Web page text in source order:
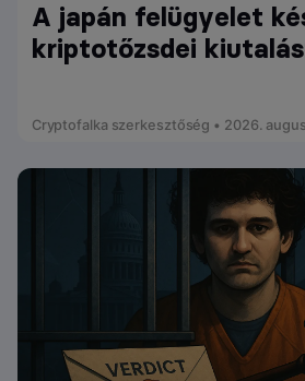
A japán felügyelet
kriptotőzsdei
Cryptofalka szerkesztőség • 2026.